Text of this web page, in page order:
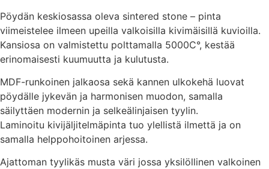
Pöydän keskiosassa oleva sintered stone – pinta
viimeistelee ilmeen upeilla valkoisilla kivimäisillä kuvioilla.
Kansiosa on valmistettu polttamalla 5000C°, kestää
erinomaisesti kuumuutta ja kulutusta.
MDF-runkoinen jalkaosa sekä kannen ulkokehä luovat
pöydälle jykevän ja harmonisen muodon, samalla
säilyttäen modernin ja selkeälinjaisen tyylin.
Laminoitu kivijäljitelmäpinta tuo ylellistä ilmettä ja on
samalla helppohoitoinen arjessa.
Ajattoman tyylikäs musta väri jossa yksilöllinen valkoinen